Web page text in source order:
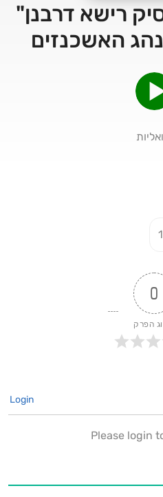
– "פסיק רישא דרבנן"
האשכנזים
0
הפרק
Please login